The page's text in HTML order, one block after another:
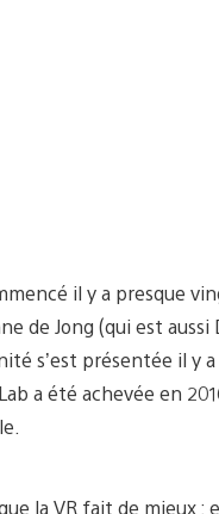
il y a presque
de Jong (qui est
s’est présentée il y a
a été achevée en
la VR fait de mieux